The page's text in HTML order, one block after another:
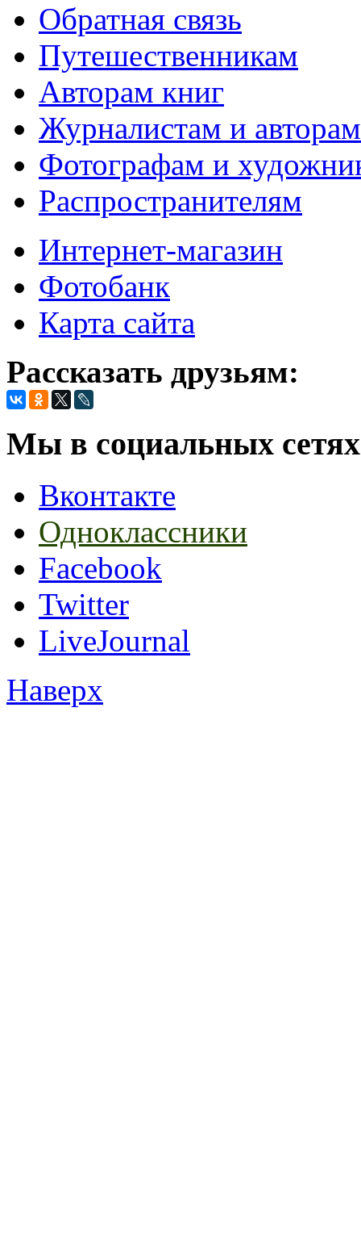
Обратная связь
Путешественникам
Авторам книг
Журналистам и авторам
Фотографам и
Распространителям
Интернет-магазин
Фотобанк
Карта сайта
Рассказать друзьям:
Мы в социальных
Вконтакте
Одноклассники
Facebook
Twitter
LiveJournal
Наверх